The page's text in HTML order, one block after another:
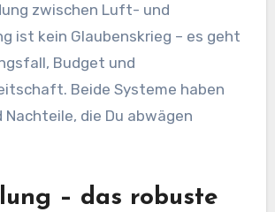
zwischen Luft- und
ist kein Glaubenskrieg – es geht
Budget und
Beide Systeme haben
Nachteile, die Du abwägen
– das robuste